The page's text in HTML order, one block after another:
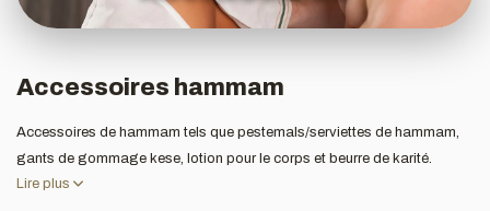
Accessoires hammam
Accessoires de hammam tels que pestemals/serviettes de hammam,
gants de gommage kese, lotion pour le corps et beurre de karité.
Lire plus